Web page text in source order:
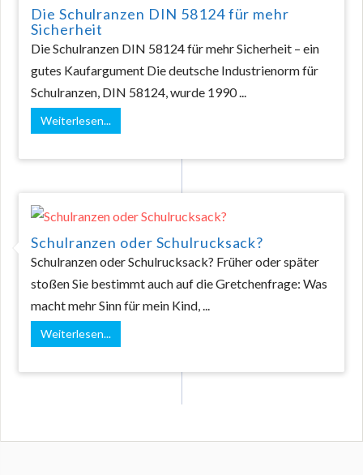
Die Schulranzen DIN 58124 für mehr
Sicherheit
Die Schulranzen DIN 58124 für mehr Sicherheit – ein
gutes Kaufargument Die deutsche Industrienorm für
Schulranzen, DIN 58124, wurde 1990 ...
Weiterlesen...
Schulranzen oder Schulrucksack?
Schulranzen oder Schulrucksack? Früher oder später
stoßen Sie bestimmt auch auf die Gretchenfrage: Was
macht mehr Sinn für mein Kind, ...
Weiterlesen...